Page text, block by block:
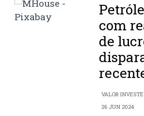
com
de
VALOR INVESTE
26 JUN 2024